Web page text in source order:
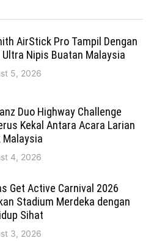
AirStick Pro Tampil Dengan
Ultra Nipis Buatan Malaysia
5, 2026
Duo Highway Challenge
Kekal Antara Acara Larian
Malaysia
4, 2026
Get Active Carnival 2026
Stadium Merdeka dengan
Sihat
3, 2026